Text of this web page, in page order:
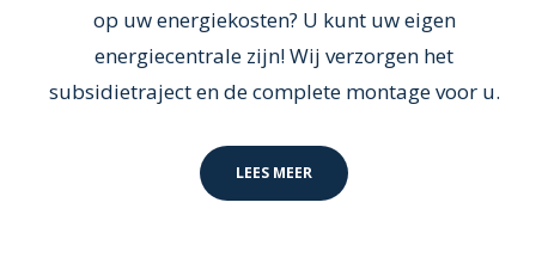
op uw energiekosten? U kunt uw eigen
energiecentrale zijn! Wij verzorgen het
subsidietraject en de complete montage voor u.
LEES MEER